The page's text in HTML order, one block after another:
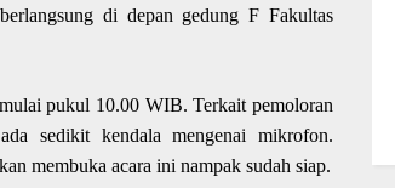
di depan gedung F Fakultas
pukul 10.00 WIB. Terkait pemoloran
sedikit kendala mengenai mikrofon.
membuka acara ini nampak sudah siap.